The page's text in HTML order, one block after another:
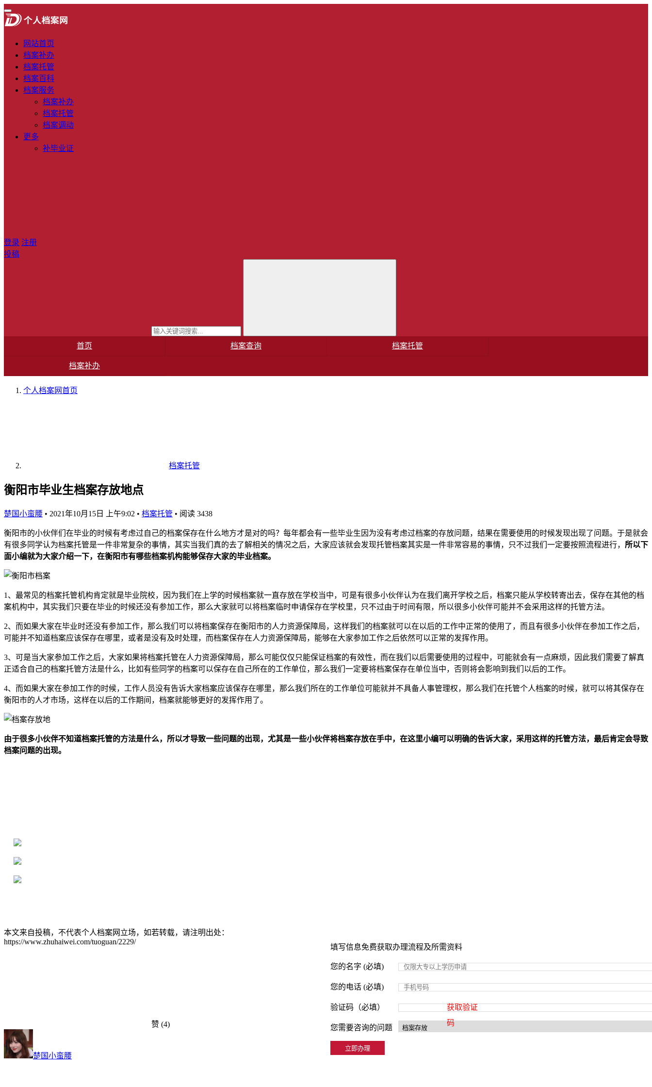
网站首页
档案补办
档案托管
档案百科
档案服务
档案补办
档案托管
档案调动
更多
补毕业证
登录 注册
投稿
首页 档案查询 档案托管
档案补办
个人档案网首页
档案托管
衡阳市毕业生档案存放地点
楚国小蛮腰 • 2021年10月15日 上午9:02 • 档案托管 • 阅读 3438
衡阳市的小伙伴们在毕业的时候有考虑过自己的档案保存在什么地方才是对的吗？每年都会有一些毕业生因为没有考虑过档案的存放问题，结果在需要使用的时候发现出现了问题。于是就会
有很多同学认为档案托管是一件非常复杂的事情，其实当我们真的去了解相关的情况之后，大家应该就会发现托管档案其实是一件非常容易的事情，只不过我们一定要按照流程进行， 所以下
面小编就为大家介绍一下，在衡阳市有哪些档案机构能够保存大家的毕业档案。
1、最常见的档案托管机构肯定就是毕业院校，因为我们在上学的时候档案就一直存放在学校当中，可是有很多小伙伴认为在我们离开学校之后，档案只能从学校转寄出去，保存在其他的档
案机构中，其实我们只要在毕业的时候还没有参加工作，那么大家就可以将档案临时申请保存在学校里，只不过由于时间有限，所以很多小伙伴可能并不会采用这样的托管方法。
2、而如果大家在毕业时还没有参加工作，那么我们可以将档案保存在衡阳市的人力资源保障局，这样我们的档案就可以在以后的工作中正常的使用了，而且有很多小伙伴在参加工作之后，
可能并不知道档案应该保存在哪里，或者是没有及时处理，而档案保存在人力资源保障局，能够在大家参加工作之后依然可以正常的发挥作用。
3、可是当大家参加工作之后，大家如果将档案托管在人力资源保障局，那么可能仅仅只能保证档案的有效性，而在我们以后需要使用的过程中，可能就会有一点麻烦，因此我们需要了解真
正适合自己的档案托管方法是什么，比如有些同学的档案可以保存在自己所在的工作单位，那么我们一定要将档案保存在单位当中，否则将会影响到我们以后的工作。
4、而如果大家在参加工作的时候，工作人员没有告诉大家档案应该保存在哪里，那么我们所在的工作单位可能就并不具备人事管理权，那么我们在托管个人档案的时候，就可以将其保存在
衡阳市的人才市场，这样在以后的工作期间，档案就能够更好的发挥作用了。
由于很多小伙伴不知道档案托管的方法是什么，所以才导致一些问题的出现，尤其是一些小伙伴将档案存放在手中，在这里小编可以明确的告诉大家，采用这样的托管方法，最后肯定会导致
档案问题的出现。
填写信息免费获取办理流程及所需资料
您的名字 (必填)
您的电话 (必填)
验证码（必填）
获取验证
码
您需要咨询的问题
本文来自投稿，不代表个人档案网立场，如若转载，请注明出处：
https://www.zhuhaiwei.com/tuoguan/2229/
赞 (4)
楚国小蛮腰